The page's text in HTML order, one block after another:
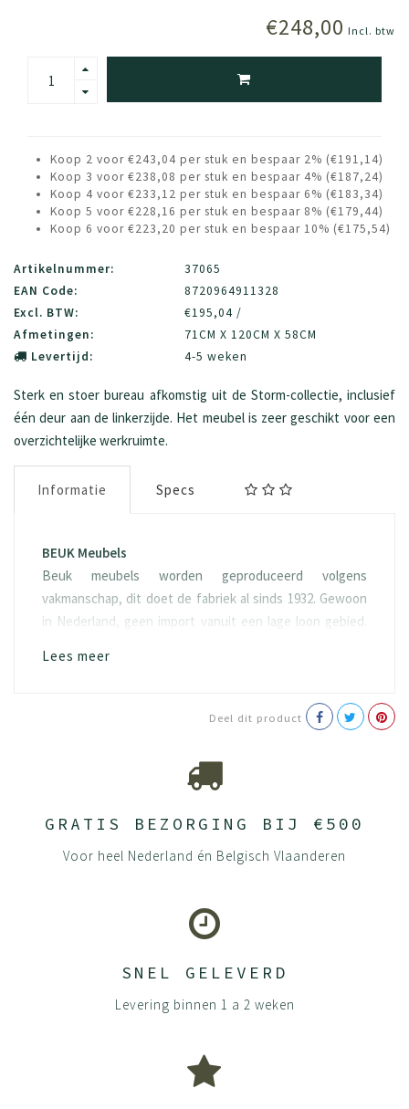
€248,00 Incl. btw
Koop 2 voor €243,04 per stuk en bespaar 2% (€191,14)
Koop 3 voor €238,08 per stuk en bespaar 4% (€187,24)
Koop 4 voor €233,12 per stuk en bespaar 6% (€183,34)
Koop 5 voor €228,16 per stuk en bespaar 8% (€179,44)
Koop 6 voor €223,20 per stuk en bespaar 10% (€175,54)
Artikelnummer:
37065
EAN Code:
8720964911328
Excl. BTW:
€195,04 /
Afmetingen:
71CM X 120CM X 58CM
Levertijd:
4-5 weken
Sterk en stoer bureau afkomstig uit de Storm-collectie, inclusief
één deur aan de linkerzijde. Het meubel is zeer geschikt voor een
overzichtelijke werkruimte.
Informatie Specs
BEUK Meubels
Beuk meubels worden geproduceerd volgens
vakmanschap, dit doet de fabriek al sinds 1932. Gewoon
in Nederland, geen import vanuit een lage loon gebied.
100% van het hout te gebruiken.
Wat kan jij doen om je product zo goed mogelijk te
houden? Houten meubels vragen om aandacht en goede
het behoud van je meubels. We staan immers voor
Al onze panelen bestaan uit spaanplaten gemaakt van
en fijne spaantjes in de toplaag ontstaat er een rustig en
strak oppervlak. De deeltjes worden onder hoge druk aan
steeds verder wordt samengeperst. De platen worden
afgewerkt met hoge kwaliteit melamine waardoor
Lees meer
Deel dit product
GRATIS BEZORGING BIJ €500
Voor heel Nederland én Belgisch Vlaanderen
SNEL GELEVERD
Levering binnen 1 a 2 weken